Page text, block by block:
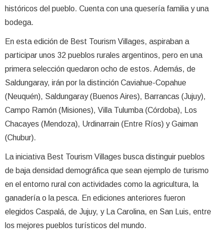
históricos del pueblo. Cuenta con una quesería familia y una
bodega.
En esta edición de Best Tourism Villages, aspiraban a
participar unos 32 pueblos rurales argentinos, pero en una
primera selección quedaron ocho de estos. Además, de
Saldungaray, irán por la distinción Caviahue-Copahue
(Neuquén), Saldungaray (Buenos Aires), Barrancas (Jujuy),
Campo Ramón (Misiones), Villa Tulumba (Córdoba), Los
Chacayes (Mendoza), Urdinarrain (Entre Ríos) y Gaiman
(Chubur).
La iniciativa Best Tourism Villages busca distinguir pueblos
de baja densidad demográfica que sean ejemplo de turismo
en el entorno rural con actividades como la agricultura, la
ganadería o la pesca. En ediciones anteriores fueron
elegidos Caspalá, de Jujuy, y La Carolina, en San Luis, entre
los mejores pueblos turísticos del mundo.